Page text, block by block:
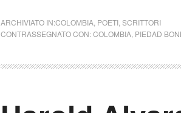
ARCHIVIATO IN:COLOMBIA POETI SCRITTORI
CONTRASSEGNATO CON:COLOMBIA PIEDAD